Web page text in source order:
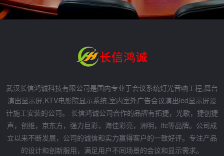
武汉长信鸿诚科技有限公司是国内专业于会议系统灯光音响工程,舞台
演出显示屏,KTV电影院显示系统,室内室外广告会议演出led显示屏设
计施工安装的公司。 长信鸿诚公司合作的品牌有拓捷，光歌，捷创捷
声，创维，京东方，强力巨彩，海佳彩亮，洲明，itc等品牌。公司成
立以来不断发展，公司的诚信和实力赢得客户的一致好评。专注产品
的设计和创新服用，满足用户不同场景的会议和显示需求。